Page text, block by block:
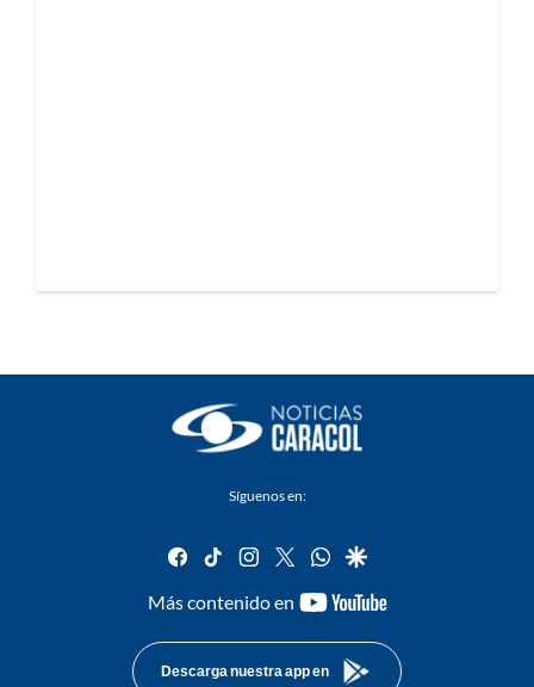
Síguenos en:
facebook
tiktok instagram
twitterwhatsapp
google
Más contenido en
youtube-
Descarga nuestra app en